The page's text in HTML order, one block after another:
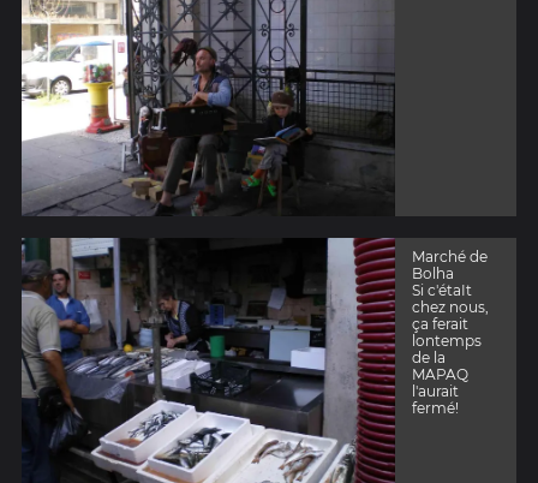
Marché de
Bolha
Si c'étaIt
chez nous,
ça ferait
lontemps
de la
MAPAQ
l'aurait
fermé!